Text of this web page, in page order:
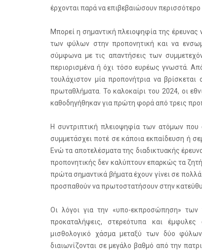
έρχονται παρά να επιβεβαιώσουν περισσότερο
Μπορεί η σημαντική πλειοψηφία της έρευνας
των φύλων στην προπονητική και να
σύμφωνα με τις απαντήσεις των
περιορισμένα ή όχι τόσο ευρέως γνωστά.
τουλάχιστον μία προπονήτρια να
πρωταθλήματα. Το καλοκαίρι του 2024, οι
καθοδηγήθηκαν για πρώτη φορά από τρεις
Η συντριπτική πλειοψηφία των ατόμων
συμμετάσχει ποτέ σε κάποια εκπαίδευση ή
Ενώ τα αποτελέσματα της διαδικτυακής
προπονητικής δεν καλύπτουν επαρκώς τα
πρώτα σημαντικά βήματα έχουν γίνει σε
προσπαθούν να πρωτοστατήσουν στην
Οι λόγοι για την «υπο-εκπροσώπηση» των
προκαταλήψεις, στερεότυπα και
μισθολογικό χάσμα μεταξύ των δύο
διαιωνίζονται σε μεγάλο βαθμό από την